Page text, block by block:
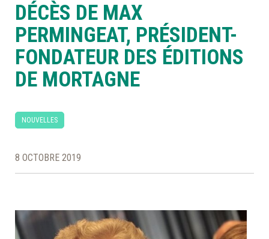
À LA POINTE DE LA PROFESSION
À PROPOS DEVENIR MEMBRE NOUS JOINDRE
DÉCÈS DE MAX
PERMINGEAT, PRÉSIDENT-
FONDATEUR DES ÉDITIONS
DE MORTAGNE
NOUVELLES
8 OCTOBRE 2019